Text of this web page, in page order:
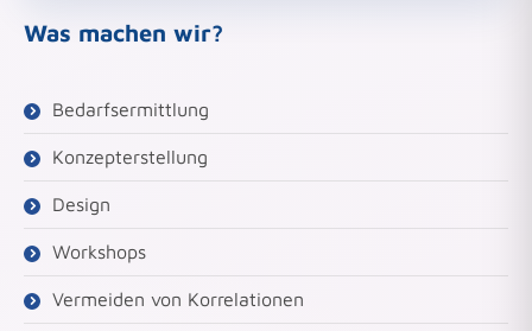
Was machen wir?
Bedarfsermittlung
Konzepterstellung
Design
Workshops
Vermeiden von Korrelationen